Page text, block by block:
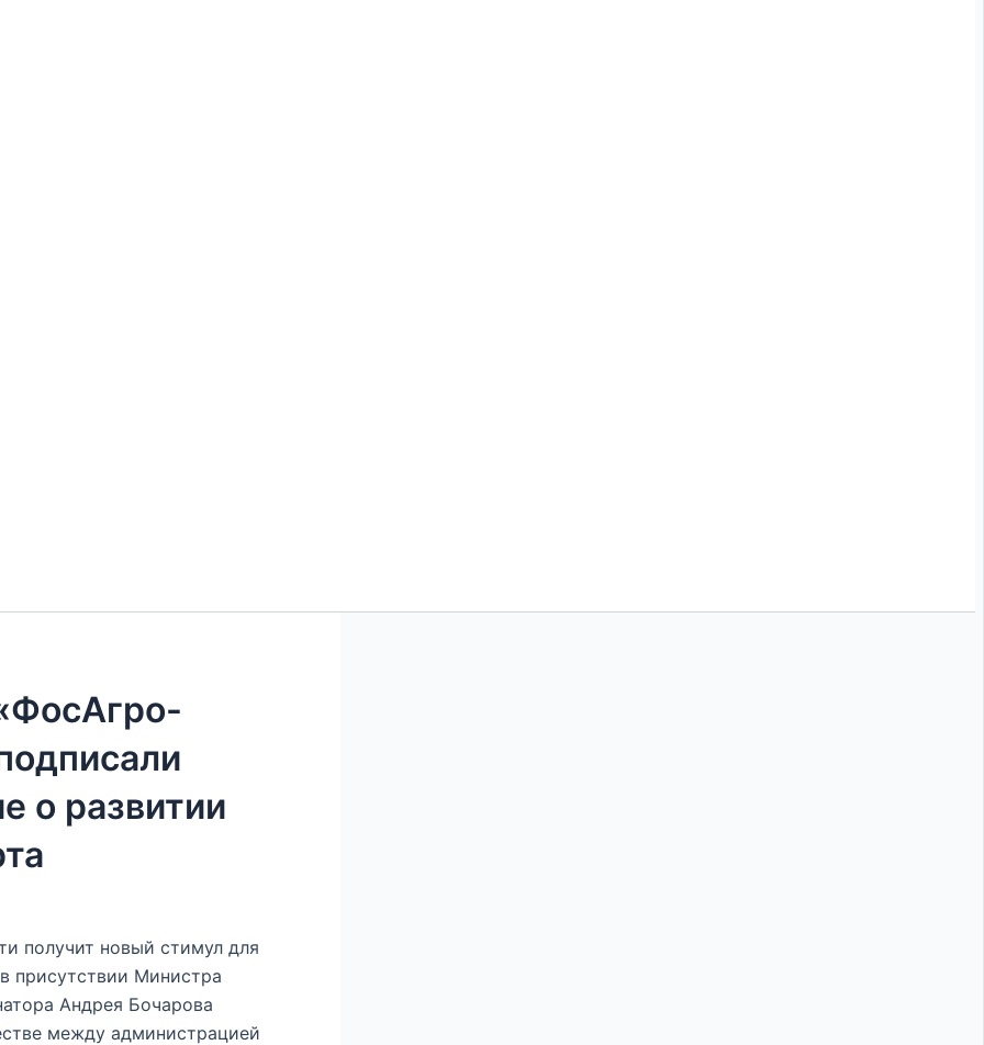
о развитии
получит новый стимул для
присутствии Министра
Андрея Бочарова
между администрацией